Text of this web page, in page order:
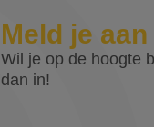
Meld je
Wil je op de hoogte
dan in!